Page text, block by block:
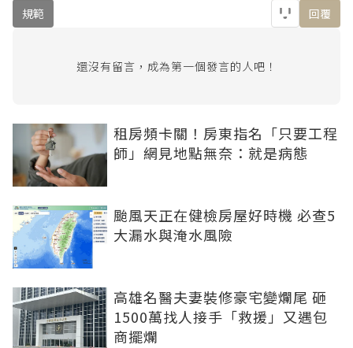
規範 回覆
還沒有留言，成為第一個發言的人吧！
租房頻卡關！房東指名「只要工程
師」網見地點無奈：就是病態
颱風天正在健檢房屋好時機 必查5
大漏水與淹水風險
高雄名醫夫妻裝修豪宅變爛尾 砸
1500萬找人接手「救援」又遇包
商擺爛